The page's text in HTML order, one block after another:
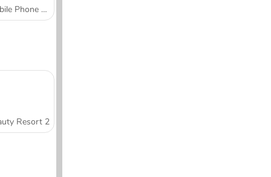
Mobile Phone Case Design & DIY
Resort 2